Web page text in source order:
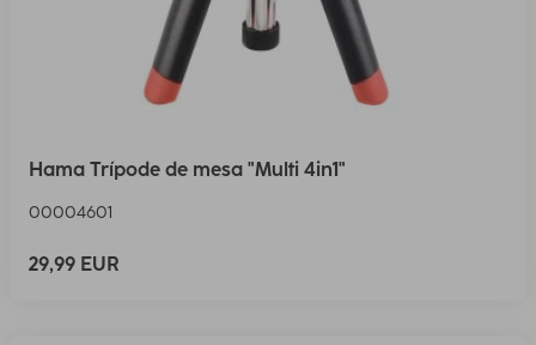
Hama Trípode de mesa "Multi 4in1"
00004601
29,99 EUR